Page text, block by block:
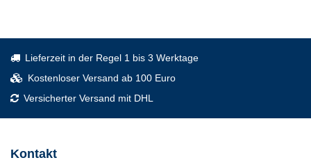
Lieferzeit in der Regel 1 bis 3 Werktage
Kostenloser Versand ab 100 Euro
Versicherter Versand mit DHL
Kontakt